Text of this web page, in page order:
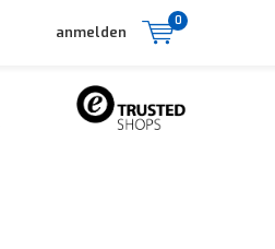
anmelden
0